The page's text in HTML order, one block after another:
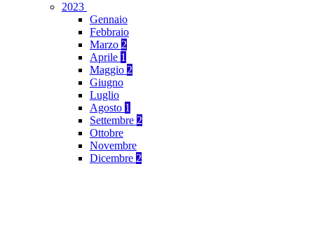
2023
Gennaio
Febbraio
Marzo 2
Aprile 1
Maggio 2
Giugno
Luglio
Agosto 1
Settembre 2
Ottobre
Novembre
Dicembre 2